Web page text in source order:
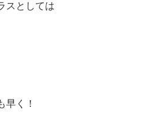
スとしては
早く！